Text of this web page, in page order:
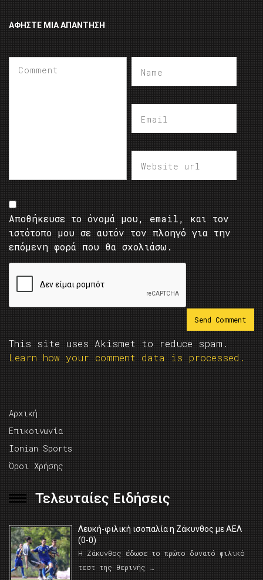
ΑΦΉΣΤΕ ΜΙΑ ΑΠΆΝΤΗΣΗ
Αποθήκευσε το όνομά μου, email, και τον
ιστότοπο μου σε αυτόν τον πλοηγό για την
επόμενη φορά που θα σχολιάσω.
This site uses Akismet to reduce spam.
Learn how your comment data is processed.
Αρχική
Επικοινωνία
Ionian Sports
Όροι Χρήσης
Τελευταίες Ειδήσεις
Λευκή-φιλική ισοπαλία η Ζάκυνθος με ΑΕΛ
(0-0)
Η Ζάκυνθος έδωσε το πρώτο δυνατό φιλικό
τεστ της θερινής …